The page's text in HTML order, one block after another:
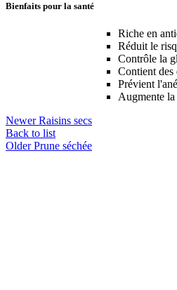
Bienfaits pour la santé
Riche en
Réduit le
Contrôle la
Contient des
Prévient
Augmente
Newer Raisins secs
Back to list
Older Prune séchée